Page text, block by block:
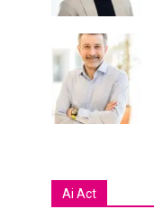
Ai Act